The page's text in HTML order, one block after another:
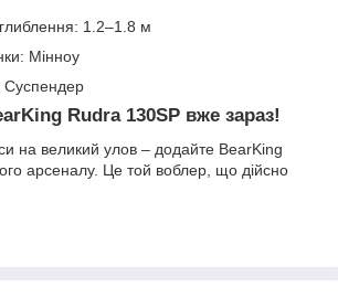
1.2–1.8 м
Мінноу
Суспендер
Rudra 130SP вже зараз!
на великий улов – додайте BearKing
арсеналу. Це той воблер, що дійсно